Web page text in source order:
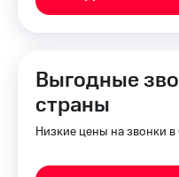
Выгодные
страны
Низкие цены на звонки